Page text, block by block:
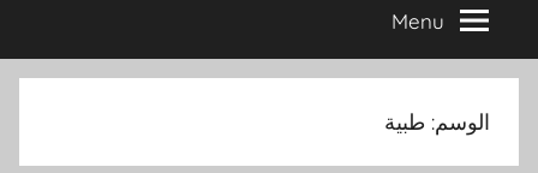
التي
Menu
الوسم: طبية